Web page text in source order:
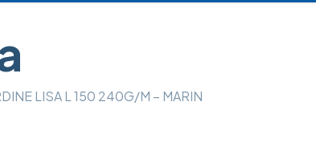
LISA L 150 240G/M – MARIN